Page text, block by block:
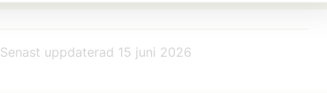
Senast uppdaterad 15 juni 2026